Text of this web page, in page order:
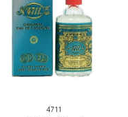
4711